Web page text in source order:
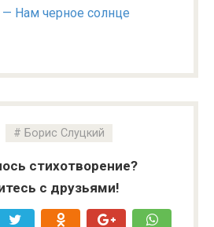
Нам черное солнце
Борис Слуцкий
стихотворение?
с друзьями!